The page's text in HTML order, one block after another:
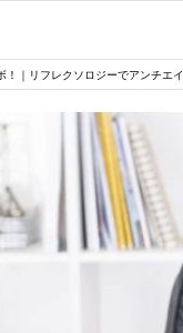
！｜リフレクソロジーでアンチエ